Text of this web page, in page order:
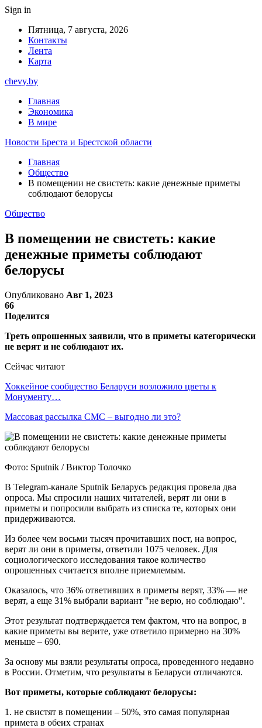
Sign in
Пятница, 7 августа, 2026
Контакты
Лента
Карта
chevy.by
Главная
Экономика
В мире
Новости Бреста и Брестской области
Главная
Общество
В помещении не свистеть: какие денежные приметы
соблюдают белорусы
Общество
В помещении не свистеть: какие
денежные приметы соблюдают
белорусы
Опубликовано Авг 1, 2023
66
Поделится
Треть опрошенных заявили, что в приметы категорически
не верят и не соблюдают их.
Сейчас читают
Хоккейное сообщество Беларуси возложило цветы к
Монументу…
Массовая рассылка СМС – выгодно ли это?
Фото: Sputnik / Виктор Толочко
В Telegram-канале Sputnik Беларусь редакция провела два
опроса. Мы спросили наших читателей, верят ли они в
приметы и попросили выбрать из списка те, которых они
придерживаются.
Из более чем восьми тысяч прочитавших пост, на вопрос,
верят ли они в приметы, ответили 1075 человек. Для
социологического исследования такое количество
опрошенных считается вполне приемлемым.
Оказалось, что 36% ответивших в приметы верят, 33% — не
верят, а еще 31% выбрали вариант "не верю, но соблюдаю".
Этот результат подтверждается тем фактом, что на вопрос, в
какие приметы вы верите, уже ответило примерно на 30%
меньше – 690.
За основу мы взяли результаты опроса, проведенного недавно
в России. Отметим, что результаты в Беларуси отличаются.
Вот приметы, которые соблюдают белорусы:
1. не свистят в помещении – 50%, это самая популярная
примета в обеих странах